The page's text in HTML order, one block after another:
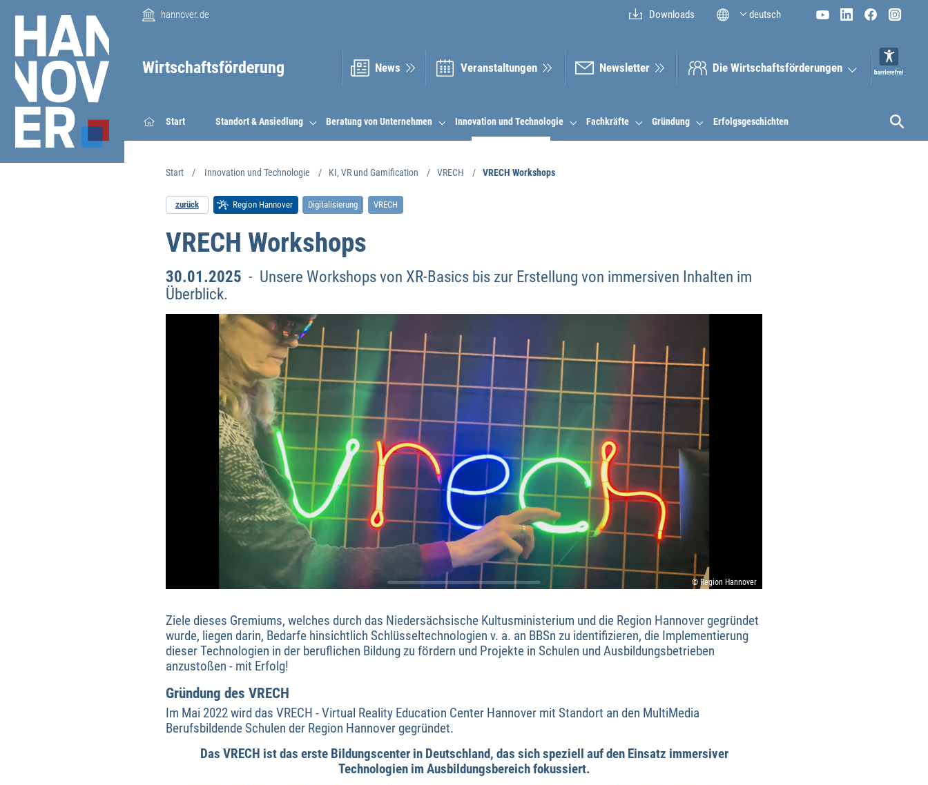
Wirtschaftsförderung
Start Standort & Ansiedlung Beratung von Unternehmen Innovation und Technologie Fachkräfte Gründung Erfolgsgeschichten
hannover.de Downloads deutsch
News Veranstal­tungen Newsletter Die Wirt­schaftsför­derungen
Start Innovation und Technologie KI, VR und Gamification VRECH VRECH Workshops
zurück Region Hannover Digitalisierung VRECH
VRECH Workshops
30.01.2025 - Unsere Workshops von XR-Basics bis zur Erstellung von immersiven Inhalten im
Überblick.
© Region Hannover
Ziele dieses Gremiums, welches durch das Niedersächsische Kultusministerium und die Region Hannover gegründet
wurde, liegen darin, Bedarfe hinsichtlich Schlüsseltechnologien v. a. an BBSn zu identifizieren, die Implementierung
dieser Technologien in der beruflichen Bildung zu fördern und Projekte in Schulen und Ausbildungsbetrieben
anzustoßen - mit Erfolg!
Gründung des VRECH
Im Mai 2022 wird das VRECH - Virtual Reality Education Center Hannover mit Standort an den MultiMedia
Berufsbildende Schulen der Region Hannover gegründet.
Das VRECH ist das erste Bildungscenter in Deutschland, das sich speziell auf den Einsatz immersiver
Technologien im Ausbildungsbereich fokussiert.